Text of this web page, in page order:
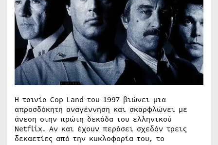
Η ταινία Cop Land του 1997 βιώνει μια
απροσδόκητη αναγέννηση και σκαρφλώνει με
άνεση στην πρώτη δεκάδα του ελληνικού
Netflix. Αν και έχουν περάσει σχεδόν τρεις
δεκαετίες από την κυκλοφορία του, το